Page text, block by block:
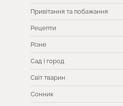
Привітання та побажання
Рецепти
Різне
Сад і город
Світ тварин
Сонник